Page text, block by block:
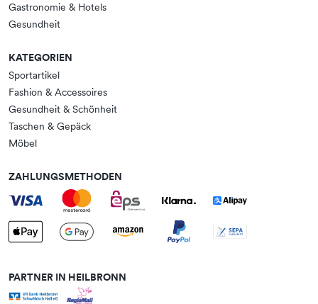
Gastronomie & Hotels
Gesundheit
KATEGORIEN
Sportartikel
Fashion & Accessoires
Gesundheit & Schönheit
Taschen & Gepäck
Möbel
ZAHLUNGSMETHODEN
PARTNER IN HEILBRONN